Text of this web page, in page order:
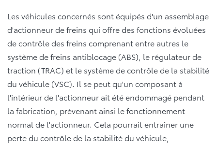
Les véhicules concernés sont équipés d'un assemblage
d'actionneur de freins qui offre des fonctions évoluées
de contrôle des freins comprenant entre autres le
système de freins antiblocage (ABS), le régulateur de
traction (TRAC) et le système de contrôle de la stabilité
du véhicule (VSC). Il se peut qu'un composant à
l'intérieur de l'actionneur ait été endommagé pendant
la fabrication, prévenant ainsi le fonctionnement
normal de l'actionneur. Cela pourrait entraîner une
perte du contrôle de la stabilité du véhicule,